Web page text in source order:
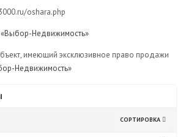
oshara.php
«Выбор-Недвижимость»
имеющий эксклюзивное право продажи
Недвижимость»
СОРТИРОВКА